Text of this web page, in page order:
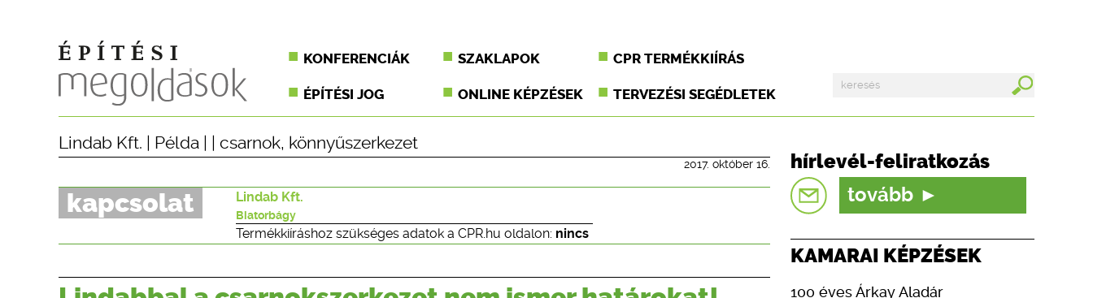
KONFERENCIÁK SZAKLAPOK CPR TERMÉKKIÍRÁS
ÉPÍTÉSI JOG ONLINE KÉPZÉSEK TERVEZÉSI SEGÉDLETEK
Lindab Kft. Példa csarnok, könnyűszerkezet
2017. október 16.
kapcsolat Lindab Kft.
Biatorbágy
Termékkiíráshoz szükséges adatok a CPR.hu oldalon: nincs
hírlevél-feliratkozás
tovább
KAMARAI KÉPZÉSEK
100 éves Árkay Aladár